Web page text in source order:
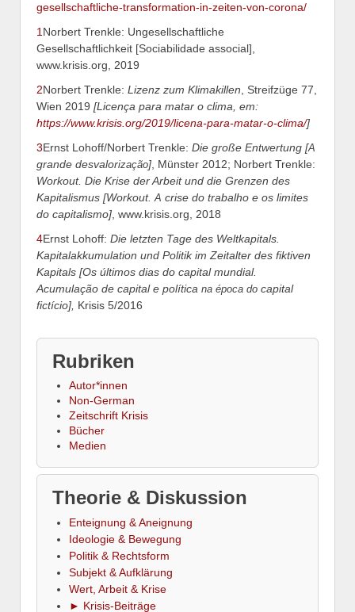
gesellschaftliche-transformation-in-zeiten-von-corona/
1 Norbert Trenkle: Ungesellschaftliche
Gesellschaftlichkeit [Sociabilidade associal],
www.krisis.org, 2019
2Norbert Trenkle: Lizenz zum Klimakillen , Streifzüge 77,
Wien 2019 [Licença para matar o clima, em:
https://www.krisis.org/2019/licena-para-matar-o-clima/]
3Ernst Lohoff/Norbert Trenkle: Die große Entwertung [A
grande desvalorização] , Münster 2012; Norbert Trenkle:
Workout. Die Krise der Arbeit und die Grenzen des
Kapitalismus [Workout. A crise do trabalho e os limites
do capitalismo] , www.krisis.org, 2018
4Ernst Lohoff: Die letzten Tage des Weltkapitals.
Kapitalakkumulation und Politik im Zeitalter des fiktiven
Kapitals [Os últimos dias do capital mundial.
Acumulação de capitale política na época do capital
fictício] Krisis 5/2016
Rubriken
Autor*innen
Non-German
Zeitschrift Krisis
Bücher
Medien
Theorie & Diskussion
Enteignung & Aneignung
Ideologie & Bewegung
Politik & Rechtsform
Subjekt & Aufklärung
Wert, Arbeit & Krise
► Krisis-Beiträge